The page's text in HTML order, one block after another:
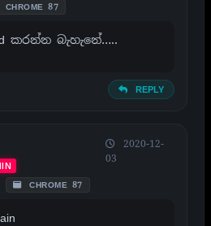
CHROME 87
කරන්න බැහැනේ…..
REPLY
CHROME 87
2020-12-
03